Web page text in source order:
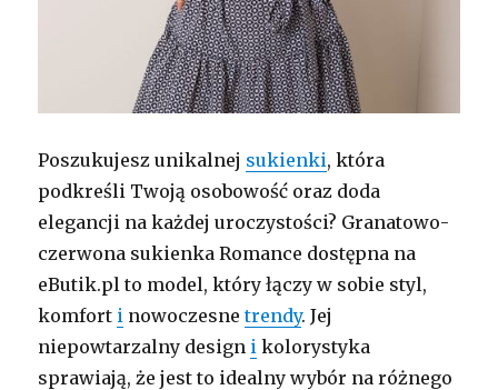
Poszukujesz unikalnej sukienki, która
podkreśli Twoją osobowość oraz doda
elegancji na każdej uroczystości? Granatowo-
czerwona sukienka Romance dostępna na
eButik.pl to model, który łączy w sobie styl,
komfort i nowoczesnetrendy. Jej
niepowtarzalny design i kolorystyka
sprawiają, że jest to idealny wybór na różnego